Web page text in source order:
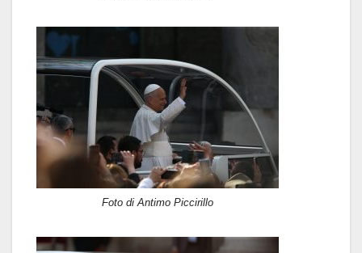
Foto di Antimo Piccirillo